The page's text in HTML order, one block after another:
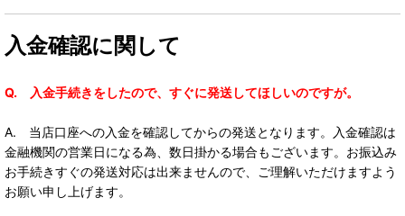
入金確認に関して
Q. 入金手続きをしたので、すぐに発送してほしいのですが。
A. 当店口座への入金を確認してからの発送となります。入金確認は
金融機関の営業日になる為、数日掛かる場合もございます。お振込み
お手続きすぐの発送対応は出来ませんので、ご理解いただけますよう
お願い申し上げます。